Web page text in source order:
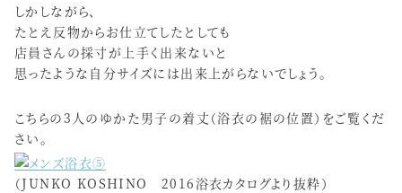
しかしながら、
たとえ反物からお仕立てしたとしても
店員さんの採寸が上手く出来ないと
思ったような自分サイズには出来上がらないでしょう。
こちらの3人のゆかた男子の着丈（浴衣の裾の位置）をご覧くだ
さい。
（JUNKO KOSHINO 2016浴衣カタログより抜粋）